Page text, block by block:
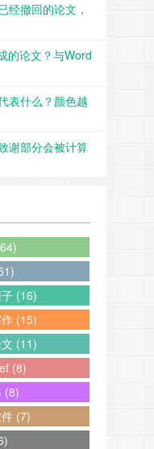
经撤回的论文，
的论文？与Word
表什么？颜色越
谢部分会被计算
(16)
(15)
(11)
(8)
(8)
(7)